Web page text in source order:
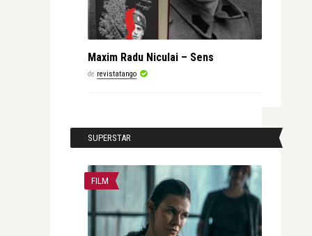
Maxim Radu Niculai – Sens
de revistatango
SUPERSTAR
FILM